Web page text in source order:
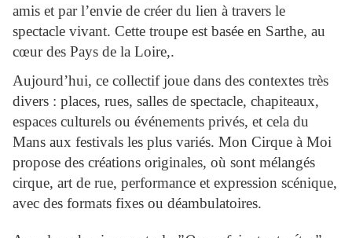
amis et par l’envie de créer du lien à travers le
spectacle vivant. Cette troupe est basée en Sarthe, au
cœur des Pays de la Loire,.
Aujourd’hui, ce collectif joue dans des contextes très
divers : places, rues, salles de spectacle, chapiteaux,
espaces culturels ou événements privés, et cela du
Mans aux festivals les plus variés. Mon Cirque à Moi
propose des créations originales, où sont mélangés
cirque, art de rue, performance et expression scénique,
avec des formats fixes ou déambulatoires.